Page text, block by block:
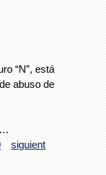
“N”, está
abuso de
…
siguient